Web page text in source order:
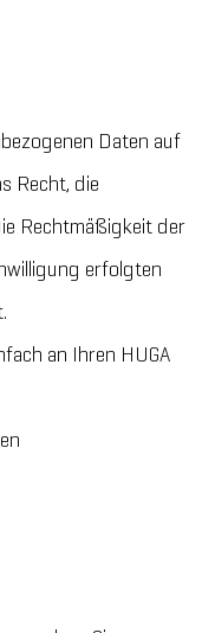
Daten auf
Recht, die
Rechtmäßigkeit der
erfolgten
an Ihren HUGA